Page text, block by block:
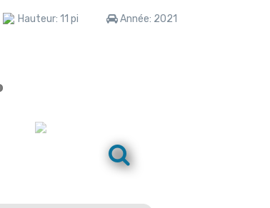
Hauteur: 11 pi Année: 2021